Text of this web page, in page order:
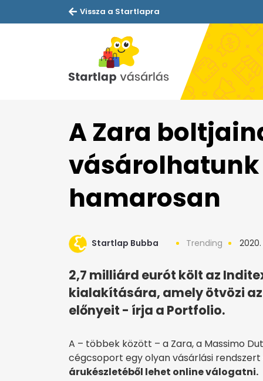
Vissza a Startlapra
A Zara
hamarosan
Startlap Bubba Trending 2020.
2,7 milliárd eurót költ az
kialakítására, amely ötvözi
előnyeit - írja a Portfolio.
A – többek között – a Zara, a Massimo
cégcsoport egy olyan vásárlási
árukészletéből lehet online válogatni.